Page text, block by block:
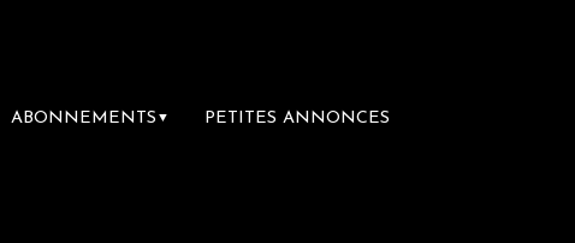
ABONNEMENTS ▼ PETITES ANNONCES